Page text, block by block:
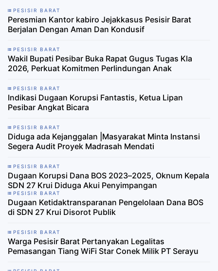
PESISIR BARAT
Peresmian Kantor kabiro Jejakkasus Pesisir Barat
Berjalan Dengan Aman Dan Kondusif
PESISIR BARAT
Wakil Bupati Pesibar Buka Rapat Gugus Tugas Kla
2026, Perkuat Komitmen Perlindungan Anak
PESISIR BARAT
Indikasi Dugaan Korupsi Fantastis, Ketua Lipan
Pesibar Angkat Bicara
PESISIR BARAT
Diduga ada Kejanggalan |Masyarakat Minta Instansi
Segera Audit Proyek Madrasah Mendati
PESISIR BARAT
Dugaan Korupsi Dana BOS 2023–2025, Oknum Kepala
SDN 27 Krui Diduga Akui Penyimpangan
PESISIR BARAT
​Dugaan Ketidaktransparanan Pengelolaan Dana BOS
di SDN 27 Krui Disorot Publik
PESISIR BARAT
Warga Pesisir Barat Pertanyakan Legalitas
Pemasangan Tiang WiFi Star Conek Milik PT Serayu